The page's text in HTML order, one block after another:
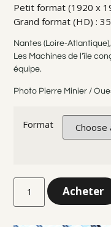
Petit format (1920 x
Grand format (HD) :
Nantes (Loire-
Les Machines de l’île
équipe.
Photo Pierre Minier /
Format
Acheter